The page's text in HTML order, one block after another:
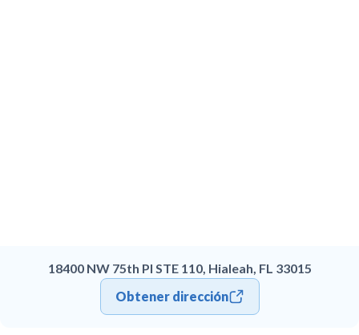
18400 NW 75th Pl STE 110, Hialeah, FL 33015
Obtener dirección